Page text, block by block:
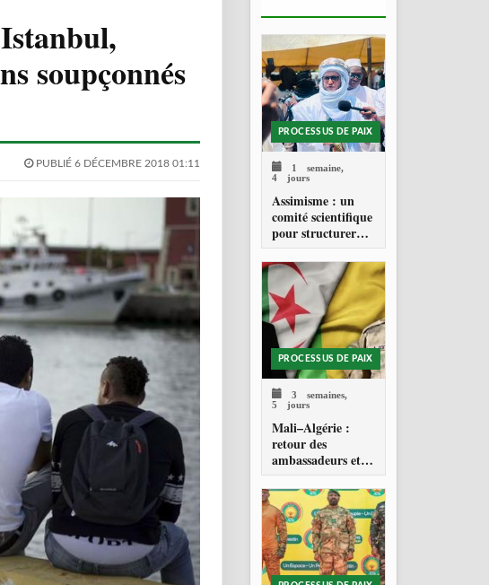
soupçonnés
PUBLIÉ 6 DÉCEMBRE 2018 01:11
PROCESSUS DE PAIX
1 semaine,
4 jours
Assimisme : un
comité scientifique
pour structurer
une doctrine de la
refondation
PROCESSUS DE PAIX
3 semaines,
5 jours
Mali–Algérie :
retour des
ambassadeurs et
réouverture des
espaces aériens